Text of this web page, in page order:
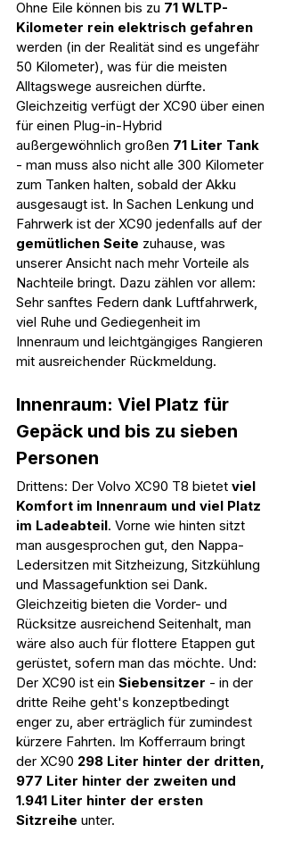
Ohne Eile können bis zu 71 WLTP-
Kilometer rein elektrisch gefahren
werden (in der Realität sind es ungefähr
50 Kilometer), was für die meisten
Alltagswege ausreichen dürfte.
Gleichzeitig verfügt der XC90 über einen
für einen Plug-in-Hybrid
außergewöhnlich großen 71 Liter Tank
- man muss also nicht alle 300 Kilometer
zum Tanken halten, sobald der Akku
ausgesaugt ist. In Sachen Lenkung und
Fahrwerk ist der XC90 jedenfalls auf der
gemütlichen Seite zuhause, was
unserer Ansicht nach mehr Vorteile als
Nachteile bringt. Dazu zählen vor allem:
Sehr sanftes Federn dank Luftfahrwerk,
viel Ruhe und Gediegenheit im
Innenraum und leichtgängiges Rangieren
mit ausreichender Rückmeldung.
Innenraum: Viel Platz für
Gepäck und bis zu sieben
Personen
Drittens: Der Volvo XC90 T8 bietet viel
Komfort im Innenraum und viel Platz
im Ladeabteil. Vorne wie hinten sitzt
man ausgesprochen gut, den Nappa-
Ledersitzen mit Sitzheizung, Sitzkühlung
und Massagefunktion sei Dank.
Gleichzeitig bieten die Vorder- und
Rücksitze ausreichend Seitenhalt, man
wäre also auch für flottere Etappen gut
gerüstet, sofern man das möchte. Und:
Der XC90 ist ein Siebensitzer - in der
dritte Reihe geht's konzeptbedingt
enger zu, aber erträglich für zumindest
kürzere Fahrten. Im Kofferraum bringt
der XC90 298 Liter hinter der dritten,
977 Liter hinter der zweiten und
1.941 Liter hinter der ersten
Sitzreihe unter.